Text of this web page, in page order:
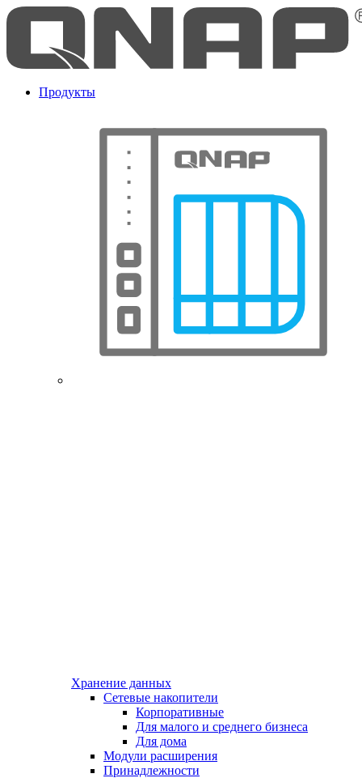
Продукты
Хранение данных
Сетевые накопители
Корпоративные
Для малого и среднего бизнеса
Для дома
Модули расширения
Принадлежности